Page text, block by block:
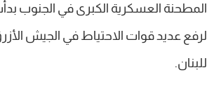
المطحنة العسكرية الكبرى في الجنوب
للبنان.